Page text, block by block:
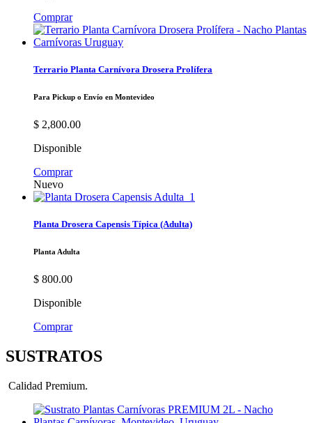
Comprar
Terrario Planta Carnívora Drosera Prolífera
Para Pickup o Envío en Montevideo
$ 2,800.00
Disponible
Comprar
Nuevo
Planta Drosera Capensis Típica (Adulta)
Planta Adulta
$ 800.00
Disponible
Comprar
SUSTRATOS
Calidad Premium.